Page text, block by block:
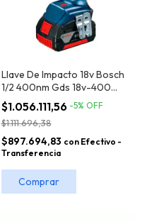
Llave De Impacto 18v Bosch
1/2 400nm Gds 18v-400
Maletin Bat 2 Ah Y Cargador
$1.056.111,56 -5% OFF
$1.111.696,38
$897.694,83 con Efectivo -
Transferencia